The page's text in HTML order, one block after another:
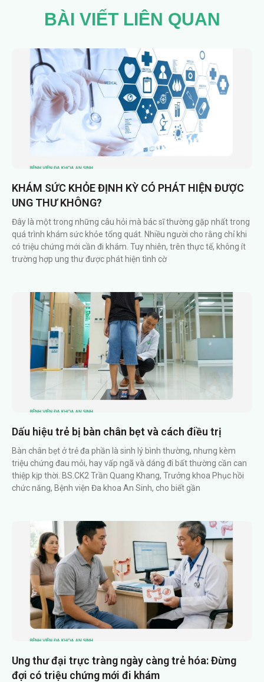
BÀI VIẾT LIÊN QUAN
KHÁM SỨC KHỎE ĐỊNH KỲ CÓ PHÁT HIỆN ĐƯỢC
UNG THƯ KHÔNG?
Đây là một trong những câu hỏi mà bác sĩ thường gặp nhất trong
quá trình khám sức khỏe tổng quát. Nhiều người cho rằng chỉ khi
có triệu chứng mới cần đi khám. Tuy nhiên, trên thực tế, không ít
trường hợp ung thư được phát hiện tình cờ
Dấu hiệu trẻ bị bàn chân bẹt và cách điều trị
Bàn chân bẹt ở trẻ đa phần là sinh lý bình thường, nhưng kèm
triệu chứng đau mỏi, hay vấp ngã và dáng đi bất thường cần can
thiệp kịp thời. BS.CK2 Trần Quang Khang, Trưởng khoa Phục hồi
chức năng, Bệnh viện Đa khoa An Sinh, cho biết gần
Ung thư đại trực tràng ngày càng trẻ hóa: Đừng
đợi có triệu chứng mới đi khám